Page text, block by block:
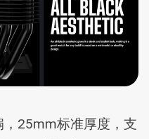
25mm标准厚度，支